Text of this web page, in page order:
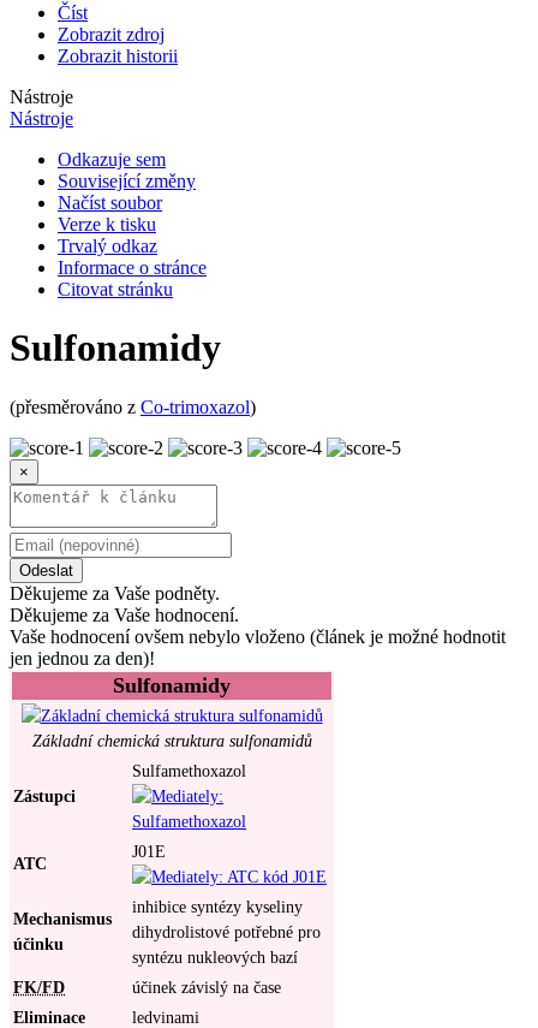
Číst
Zobrazit zdroj
Zobrazit historii
Nástroje
Nástroje
Odkazuje sem
Související změny
Načíst soubor
Verze k tisku
Trvalý odkaz
Informace o stránce
Citovat stránku
Sulfonamidy
(přesměrováno z Co-trimoxazol)
×
Odeslat
Děkujeme za Vaše podněty.
Děkujeme za Vaše hodnocení.
Vaše hodnocení ovšem nebylo vloženo (článek je možné hodnotit
jen jednou za den)!
Sulfonamidy
Základní chemická struktura sulfonamidů
Zástupci
Sulfamethoxazol
ATC
J01E
Mechanismus
účinku
inhibice syntézy kyseliny
dihydrolistové potřebné pro
syntézu nukleových bazí
FK/FD
účinek závislý na čase
Eliminace
ledvinami